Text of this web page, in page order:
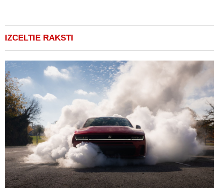
IZCELTIE RAKSTI